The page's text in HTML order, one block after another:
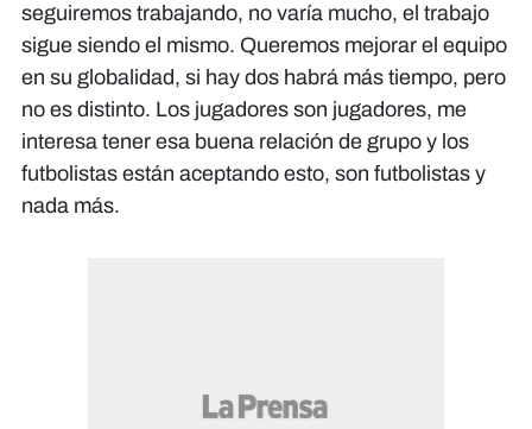
seguiremos trabajando, no varía mucho, el trabajo
sigue siendo el mismo. Queremos mejorar el equipo
en su globalidad, si hay dos habrá más tiempo, pero
no es distinto. Los jugadores son jugadores, me
interesa tener esa buena relación de grupo y los
futbolistas están aceptando esto, son futbolistas y
nada más.